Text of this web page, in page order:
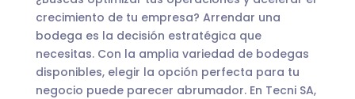
crecimiento de tu empresa? Arrendar una
bodega es la decisión estratégica que
necesitas. Con la amplia variedad de bodegas
disponibles, elegir la opción perfecta para tu
negocio puede parecer abrumador. En Tecni SA,